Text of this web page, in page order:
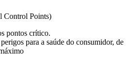
Control Points)
pontos crítico.
para a saúde do consumidor, de